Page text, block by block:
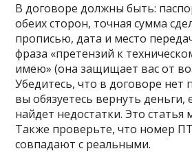
В договоре должны быть:
обеих сторон, точная сумма
прописью, дата и место
фраза «претензий к
имею» (она защищает вас от
Убедитесь, что в договоре нет
вы обязуетесь вернуть деньги,
найдет недостатки. Это статья
Также проверьте, что номер
совпадают с реальными.